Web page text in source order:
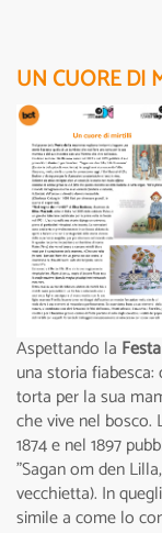
UN CUORE DI
Aspettando la
una storia
torta per la sua
che vive nel bosco.
1874 e nel 1897
"Sagan om den
vecchietta). In
simile a come lo